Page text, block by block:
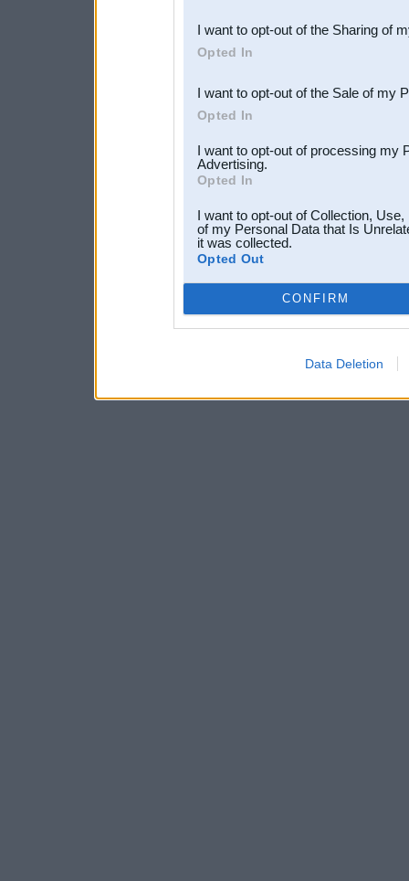
Downstream Participants
third parties.
I want to opt-out of the Sharing of
Opted In
I want to opt-out of the Sale of my
Opted In
I want to opt-out of processing my
Advertising.
Opted In
I want to opt-out of Collection,
of my Personal Data that Is
it was collected.
Opted Out
CONFIRM
Data Deletion